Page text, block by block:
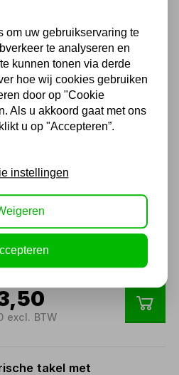
excl. BTW
BTW
kettingtakel
5,5m
excl. BTW
takel met
om uw gebruikservaring te
te analyseren en
kunnen tonen via derde
hoe wij cookies gebruiken
door op "Cookie
Als u akkoord gaat met ons
u op "Accepteren”.
instellingen